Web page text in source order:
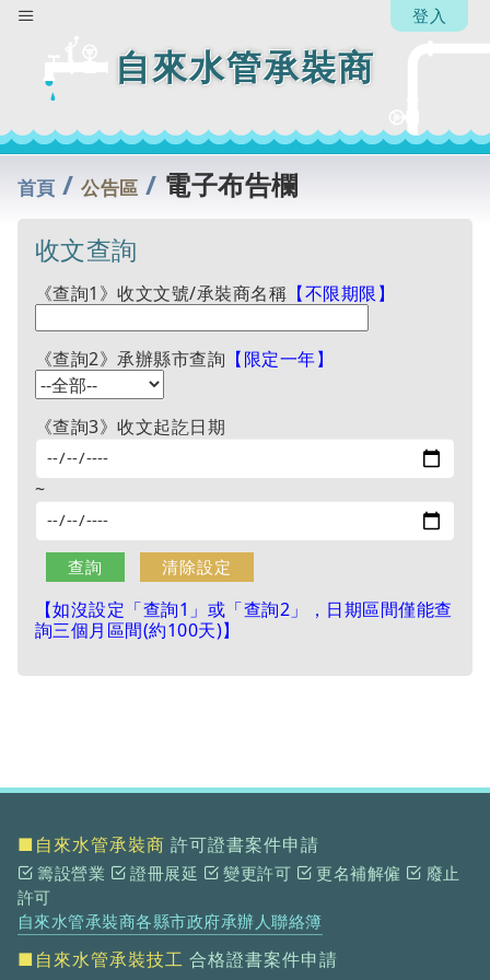
自來水管承裝商
登入
首頁 /公告區 / 電子布告欄
收文查詢
《查詢1》收文文號/承裝商名稱 【不限期限】
《查詢2》承辦縣市查詢 【限定一年】
《查詢3》收文起訖日期
~
【如沒設定「查詢1」或「查詢2」，日期區間僅能查
詢三個月區間(約100天)】
辦
人】
劉雅
回
列
表
■自來水管承裝商 許可證書案件申請
籌設營業 證冊展延 變更許可 更名補解僱
廢止
許可
自來水管承裝商各縣市政府承辦人聯絡簿
■自來水管承裝技工 合格證書案件申請